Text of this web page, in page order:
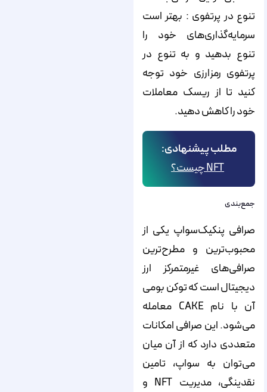
تنوع در پرتفوی : بهتر است
سرمایه‌گذاری‌های خود را
تنوع بدهید و به تنوع در
پرتفوی رمزارزی خود توجه
کنید تا از ریسک معاملات
خود را کاهش دهید.
مطلب پیشنهادی:
NFT چیست؟
جمع‌بندی
صرافی پنکیک‌سواپ یکی از
محبوب‌ترین و مطرح‌ترین
صرافی‌های غیرمتمرکز ارز
دیجیتال است که توکن بومی
آن با نام CAKE معامله
می‌شود. این صرافی امکانات
متعددی دارد که از آن میان
می‌توان به سواپ، تامین
نقدینگی، مدیریت NFT و